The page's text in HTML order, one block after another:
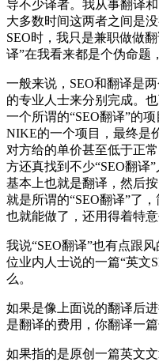
导不少译者。我从事翻译
大多数时间这两者之间是
SEO时，我只是兼职做做
译”在我看来都是个伪命题
一般来说，SEO和翻译是
的专业人士来分别完成。
一个所谓的“SEO翻译”的
NIKE的一个项目，最终是
对方给的单价甚至低于正
方还真找到不少“SEO翻译
基本上也就是翻译，然后
就是所谓的“SEO翻译”了
也就能做了，还用得着特意
我说“SEO翻译”也有点跟
位业内人士说的一篇“英文
么。
如果是像上面说的翻译后
是翻译的费用，你翻译一
如果指的是原创一篇英文